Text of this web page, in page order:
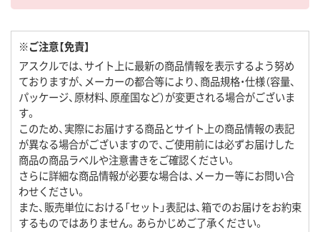
※ご注意【免責】
アスクルでは、サイト上に最新の商品情報を表示するよう努め
ておりますが、メーカーの都合等により、商品規格・仕様（容量、
パッケージ、原材料、原産国など）が変更される場合がございま
す。
このため、実際にお届けする商品とサイト上の商品情報の表記
が異なる場合がございますので、ご使用前には必ずお届けした
商品の商品ラベルや注意書きをご確認ください。
さらに詳細な商品情報が必要な場合は、メーカー等にお問い合
わせください。
また、販売単位における「セット」表記は、箱でのお届けをお約束
するものではありません。あらかじめご了承ください。